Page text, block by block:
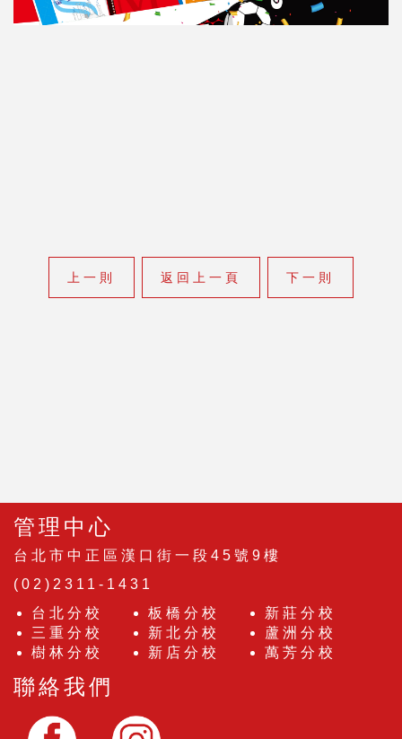
上一則 返回上一頁 下一則
管理中心
台北市中正區漢口街一段45號9樓
(02)2311-1431
台北分校
板橋分校
新莊分校
三重分校
新北分校
蘆洲分校
樹林分校
新店分校 萬芳分校
聯絡我們